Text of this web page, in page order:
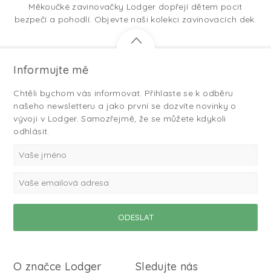
Měkoučké zavinovačky Lodger dopřejí dětem pocit
bezpečí a pohodlí. Objevte naši kolekci zavinovacích dek.
Informujte mě
Chtěli bychom vás informovat. Přihlaste se k odběru
našeho newsletteru a jako první se dozvíte novinky o
vývoji v Lodger. Samozřejmě, že se můžete kdykoli
odhlásit.
O značce Lodger Sledujte nás